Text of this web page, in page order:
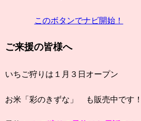
このボタンでナビ開始！
ご来援の皆様へ
いちご狩りは１月３日オープン
お米「彩のきずな」 も販売中です！